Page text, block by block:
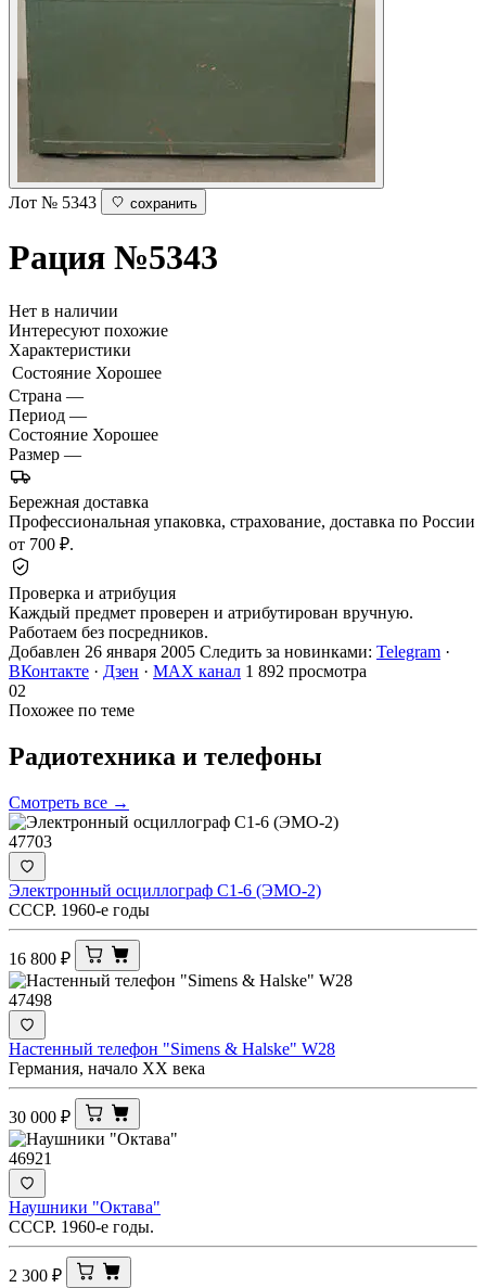
Лот № 5343 сохранить
Рация №5343
Нет в наличии
Интересуют похожие
Характеристики
Состояние Хорошее
Страна —
Период —
Состояние Хорошее
Размер —
Бережная доставка
Профессиональная упаковка, страхование, доставка по России
от 700 ₽.
Проверка и атрибуция
Каждый предмет проверен и атрибутирован вручную.
Работаем без посредников.
Добавлен 26 января 2005 Следить за новинками: Telegram ·
ВКонтакте · Дзен · MAX канал 1 892 просмотра
02
Похожее по теме
Радиотехника и телефоны
Смотреть все →
47703
Электронный осциллограф С1-6 (ЭМО-2)
СССР. 1960-е годы
16 800 ₽
47498
Настенный телефон "Simens & Halske" W28
Германия, начало ХХ века
30 000 ₽
46921
Наушники "Октава"
СССР. 1960-е годы.
2 300 ₽